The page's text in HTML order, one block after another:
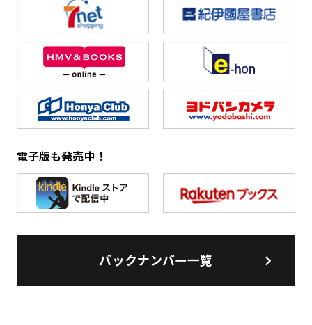
電子版も発売中！
バックナンバー一覧